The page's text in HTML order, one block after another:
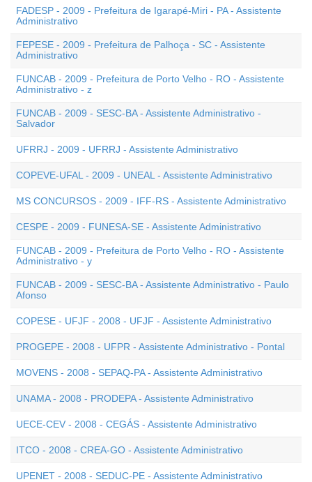
FADESP - 2009 - Prefeitura de Igarapé-Miri - PA - Assistente
Administrativo
FEPESE - 2009 - Prefeitura de Palhoça - SC - Assistente
Administrativo
FUNCAB - 2009 - Prefeitura de Porto Velho - RO - Assistente
Administrativo - z
FUNCAB - 2009 - SESC-BA - Assistente Administrativo -
Salvador
UFRRJ - 2009 - UFRRJ - Assistente Administrativo
COPEVE-UFAL - 2009 - UNEAL - Assistente Administrativo
MS CONCURSOS - 2009 - IFF-RS - Assistente Administrativo
CESPE - 2009 - FUNESA-SE - Assistente Administrativo
FUNCAB - 2009 - Prefeitura de Porto Velho - RO - Assistente
Administrativo - y
FUNCAB - 2009 - SESC-BA - Assistente Administrativo - Paulo
Afonso
COPESE - UFJF - 2008 - UFJF - Assistente Administrativo
PROGEPE - 2008 - UFPR - Assistente Administrativo - Pontal
MOVENS - 2008 - SEPAQ-PA - Assistente Administrativo
UNAMA - 2008 - PRODEPA - Assistente Administrativo
UECE-CEV - 2008 - CEGÁS - Assistente Administrativo
ITCO - 2008 - CREA-GO - Assistente Administrativo
UPENET - 2008 - SEDUC-PE - Assistente Administrativo